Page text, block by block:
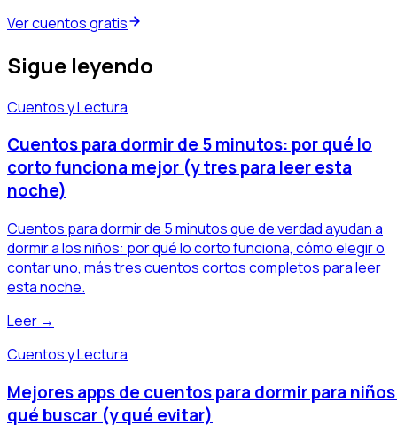
Ver cuentos gratis
Sigue leyendo
Cuentos y Lectura
Cuentos para dormir de 5 minutos: por qué lo
corto funciona mejor (y tres para leer esta
noche)
Cuentos para dormir de 5 minutos que de verdad ayudan a
dormir a los niños: por qué lo corto funciona, cómo elegir o
contar uno, más tres cuentos cortos completos para leer
esta noche.
Leer →
Cuentos y Lectura
Mejores apps de cuentos para dormir para
qué buscar (y qué evitar)